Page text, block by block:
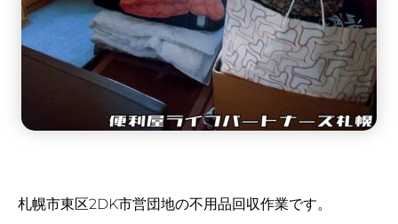
札幌市東区2DK市営団地の不用品回収作業です。